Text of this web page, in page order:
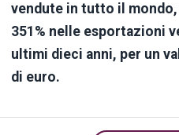
vendute in tutto il
351% nelle esportazioni
ultimi dieci anni, per un
di euro.